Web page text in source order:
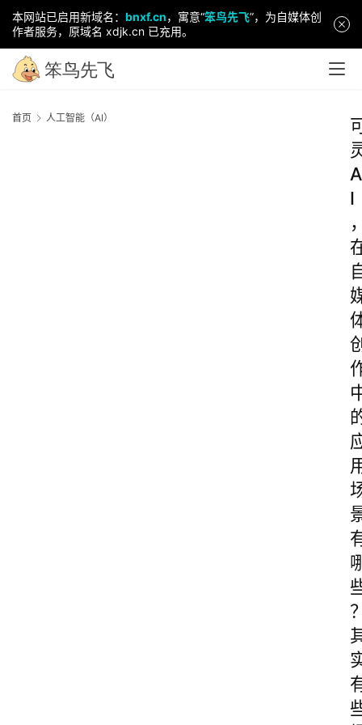
本网站已启用新域名： bnxf.cn，寓意“笨鸟先飞”，为自媒体创
作者服务，原域名 xdjk.cn 已充用。
首页 人工智能（AI）
A
I